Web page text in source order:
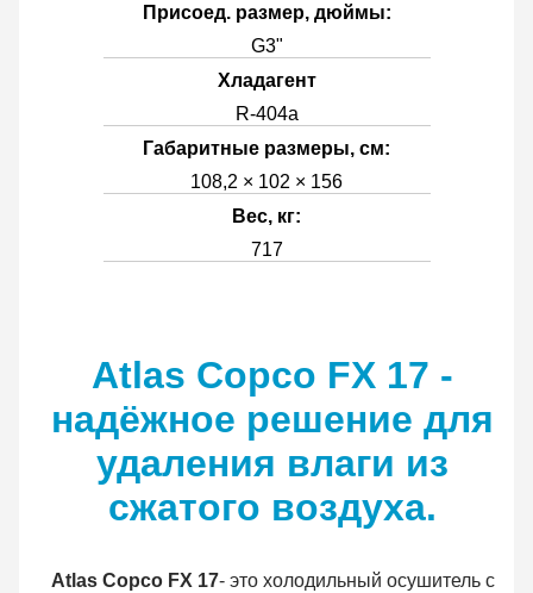
Присоед. размер, дюймы:
G3"
Хладагент
R-404a
Габаритные размеры, см:
108,2 × 102 × 156
Вес, кг:
717
Atlas Copco FX 17 -
надёжное решение для
удаления влаги из
сжатого воздуха.
Atlas Copco FX 17- это холодильный осушитель с